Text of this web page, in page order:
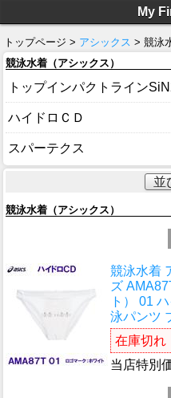
My
トップページ > アシックス > 競泳
競泳水着（アシックス）
トップインパクトライン
ハイドロＣＤ
スパーテクス
並
競泳水着（アシックス）
競泳水着
ズ
ト） 01
泳パンツ
在庫切れ
当店特別